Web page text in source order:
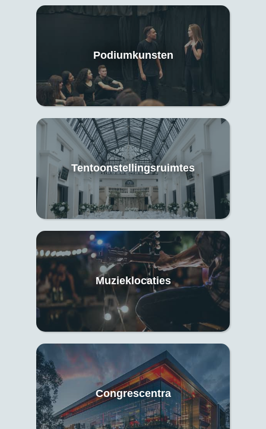
Podiumkunsten
Tentoonstellingsruimtes
Muzieklocaties
Congrescentra